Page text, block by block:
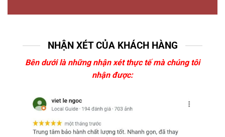
NHẬN XÉT CỦA KHÁCH HÀNG
Bên dưới là những nhận xét thực tế mà chúng tôi
nhận được: